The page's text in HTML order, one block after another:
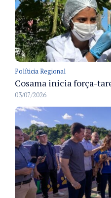
Políticia Regional
03/07/2026